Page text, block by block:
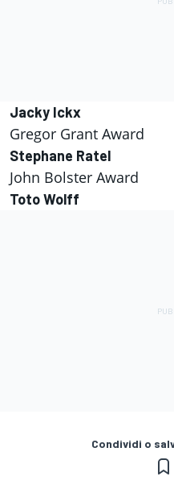
Jacky Ickx
Gregor Grant Award
Stephane Ratel
John Bolster Award
Toto Wolff
Condividi o